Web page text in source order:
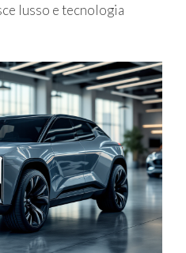
lusso e tecnologia